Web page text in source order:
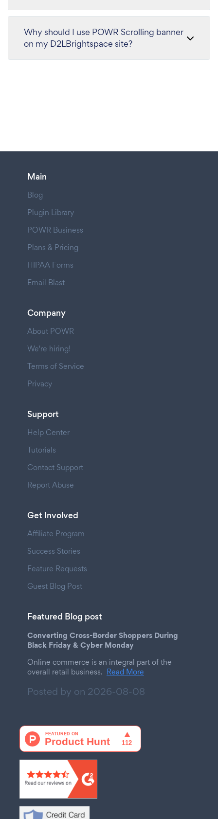
Why should I use POWR Scrolling banner
on my D2LBrightspace site?
Main
Blog
Plugin Library
POWR Business
Plans & Pricing
HIPAA Forms
Email Blast
Company
About POWR
We're hiring!
Terms of Service
Privacy
Support
Help Center
Tutorials
Contact Support
Report Abuse
Get Involved
Affiliate Program
Success Stories
Feature Requests
Guest Blog Post
Featured Blog post
Converting Cross-Border Shoppers During
Black Friday & Cyber Monday
Online commerce is an integral part of the
overall retail business. Read More
Posted by on 2026-08-08